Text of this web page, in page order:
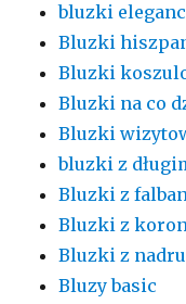
bluzki
Bluzki
Bluzki
Bluzki na co
Bluzki
bluzki z
Bluzki z
Bluzki z
Bluzki z
Bluzy basic